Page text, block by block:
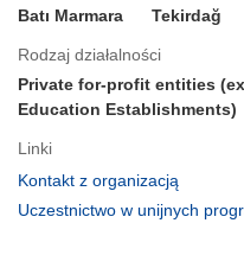
Batı Marmara
Tekirdağ
Rodzaj działalności
Private for-profit entities
Education Establishments)
Linki
Kontakt z organizacją
otworzy
Uczestnictwo w unijnych